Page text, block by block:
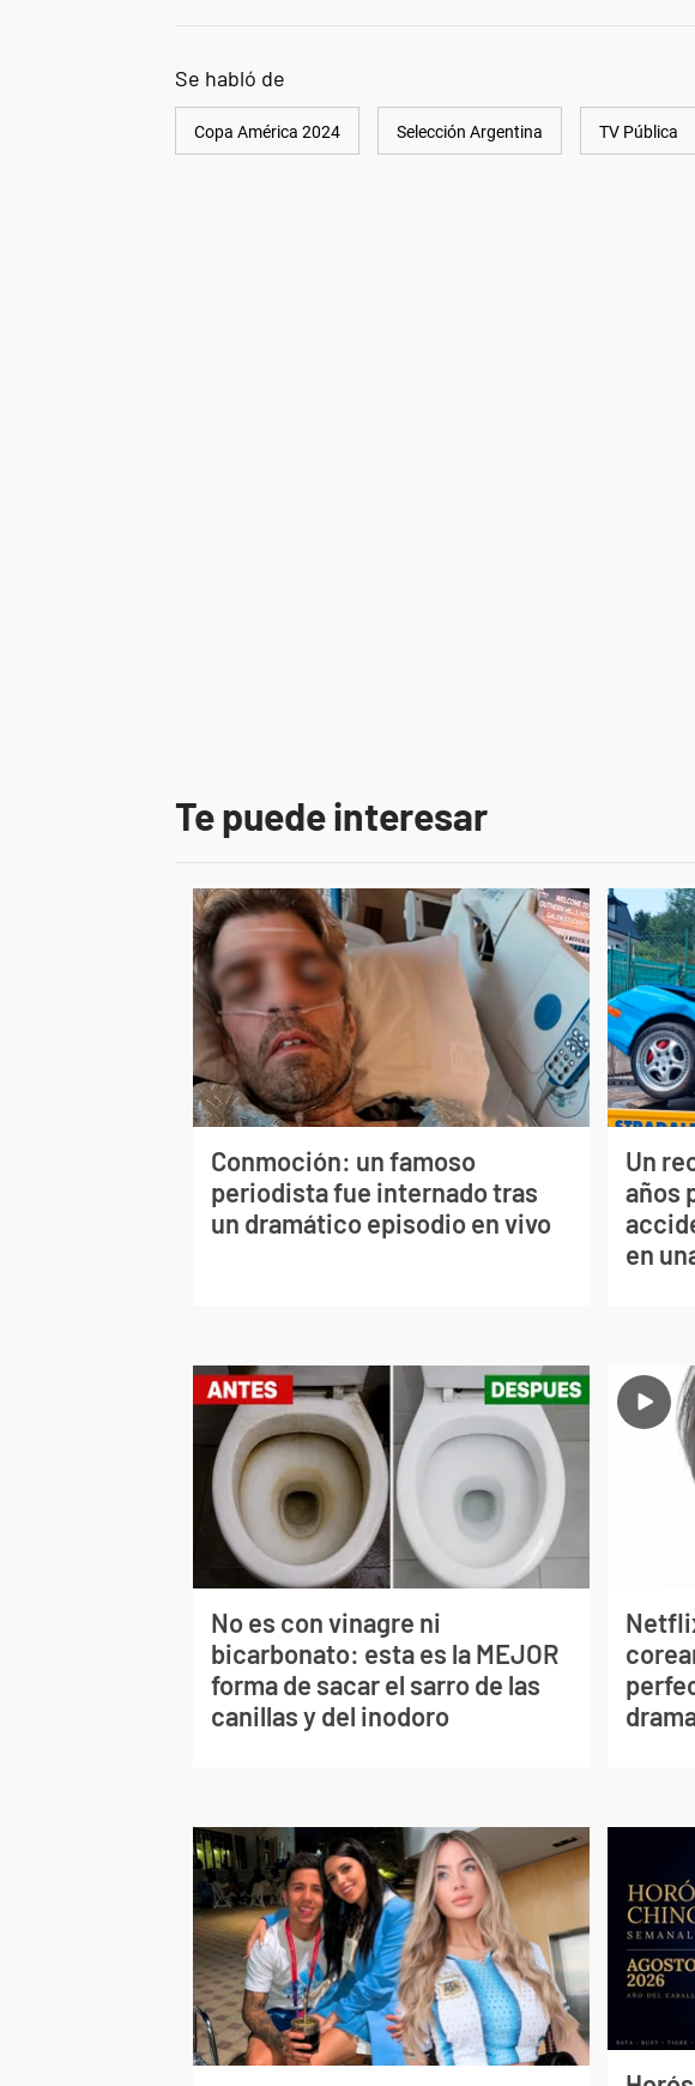
Se habló de
Copa América 2024 Selección Argentina TV Pública
Te puede interesar
Conmoción: un famoso
periodista fue internado tras
un dramático episodio en vivo
Un
años
en
No es con vinagre ni
bicarbonato: esta es la MEJOR
forma de sacar el sarro de las
canillas y del inodoro